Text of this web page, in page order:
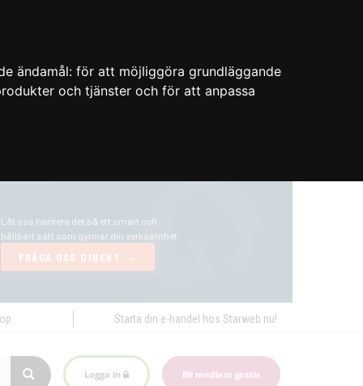
ändamål: för att möjliggöra grundläggande
och tjänster och för att anpassa
Starta din e-handel hos Starweb nu!
Logga in Bli medlem gratis